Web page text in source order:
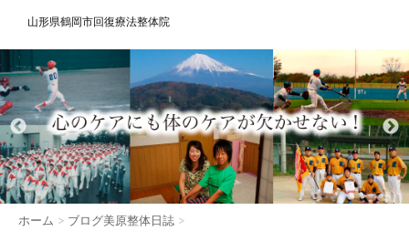
山形県鶴岡市回復療法整体院
ホーム > ブログ美原整体日誌 >